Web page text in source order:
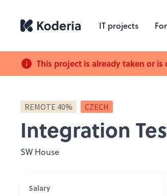
IT projects
This project is already taken or is
REMOTE 40% CZECH
Integration
SW House
Salary